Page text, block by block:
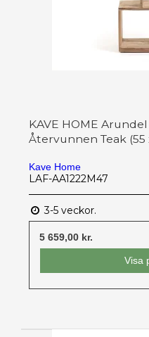
KAVE HOME
Återvunnen Teak (55
Kave Home
LAF-AA1222M47
3-5 veckor.
5 659,00 kr.
Visa